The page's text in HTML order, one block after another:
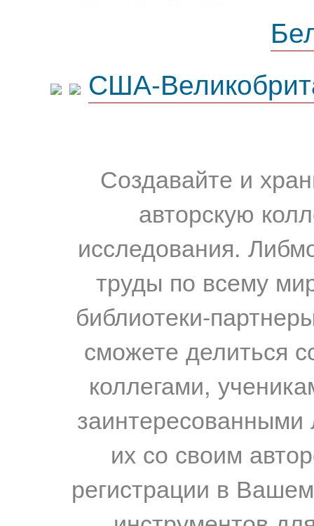
США-
Создавайте и
авторскую
исследования.
труды по всему
библиотеки-
сможете делиться
коллегами,
их со своим
регистрации в